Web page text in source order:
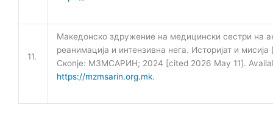
11.
Македонско здружение на медицински сестри на
реанимација и интензивна нега. Историјат и
Скопје: МЗМСАРИН; 2024 [cited 2026 May 11].
https://mzmsarin.org.mk.